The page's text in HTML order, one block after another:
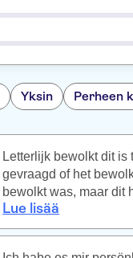
Yksin Perheen
Letterlijk bewolkt dit is
gevraagd of het
bewolkt was, maar dit
zwaarste scam hier
weer en dat TUI het niet had afgezegd.
Lue lisää